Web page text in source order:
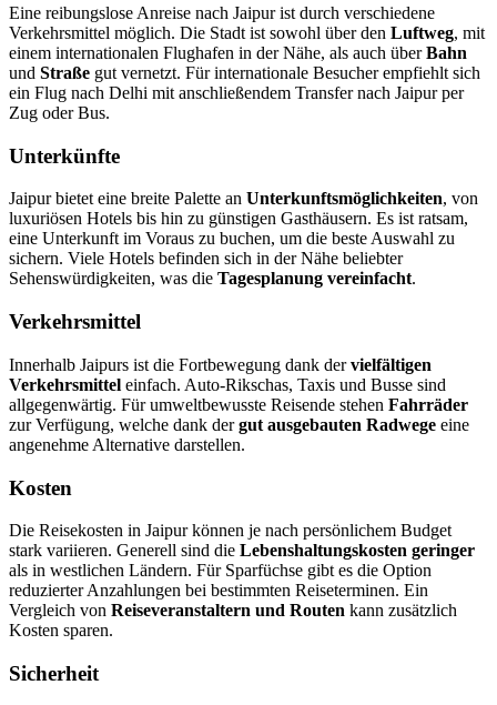
Eine reibungslose Anreise nach Jaipur ist durch verschiedene
Verkehrsmittel möglich. Die Stadt ist sowohl über den Luftweg, mit
einem internationalen Flughafen in der Nähe, als auch überBahn
und Straße gut vernetzt. Für internationale Besucher empfiehlt sich
ein Flug nach Delhi mit anschließendem Transfer nach Jaipur per
Zug oder Bus.
Unterkünfte
Jaipur bietet eine breite Palette an Unterkunftsmöglichkeiten, von
luxuriösen Hotels bis hin zu günstigen Gasthäusern. Es ist ratsam,
eine Unterkunft im Voraus zu buchen, um die beste Auswahl zu
sichern. Viele Hotels befinden sich in der Nähe beliebter
Sehenswürdigkeiten, was die Tagesplanung vereinfacht.
Verkehrsmittel
Innerhalb Jaipurs ist die Fortbewegung dank dervielfältigen
Verkehrsmittel einfach. Auto-Rikschas, Taxis und Busse sind
allgegenwärtig. Für umweltbewusste Reisende stehen Fahrräder
zur Verfügung, welche dank dergut ausgebauten Radwege eine
angenehme Alternative darstellen.
Kosten
Die Reisekosten in Jaipur können je nach persönlichem Budget
stark variieren. Generell sind die Lebenshaltungskosten geringer
als in westlichen Ländern. Für Sparfüchse gibt es die Option
reduzierter Anzahlungen bei bestimmten Reiseterminen. Ein
Vergleich von Reiseveranstaltern und Routen kann zusätzlich
Kosten sparen.
Sicherheit